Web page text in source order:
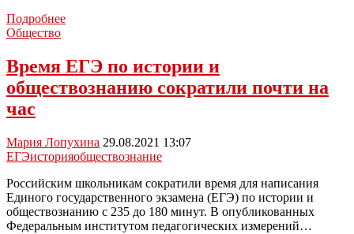
ПодробнееНовый
обществознанию
создадут
в
Общество
Время ЕГЭ по истории и
обществознанию сократили почти на
час
Мария Лопухина 29.08.2021 13:07
ЕГЭисторияобществознание
Российским школьникам сократили время для написания
Единого государственного экзамена (ЕГЭ) по истории и
обществознанию с 235 до 180 минут. В опубликованных
Федеральным институтом педагогических измерений…